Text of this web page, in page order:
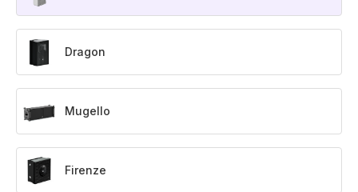
Dragon
Mugello
Firenze